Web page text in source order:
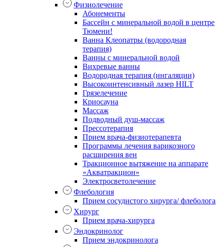
Физиолечение
Абонементы
Бассейн с минеральной водой в центре
Тюмени!
Ванна Клеопатры (водородная
терапия)
Ванны с минеральной водой
Вихревые ванны
Водородная терапия (ингаляции)
Высокоинтенсивный лазер HILT
Грязелечение
Криосауна
Массаж
Подводный душ-массаж
Прессотерапия
Прием врача-физиотерапевта
Программы лечения варикозного
расширения вен
Тракционное вытяжение на аппарате
«Акватракцион»
Электросветолечение
Флебология
Прием сосудистого хирурга/ флеболога
Хирург
Прием врача-хирурга
Эндокринолог
Прием эндокринолога